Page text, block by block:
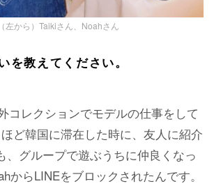
（左から）Taikiさん、Noahさん
教えてください。
コレクションでモデルの仕事をして
ど韓国に滞在した時に、友人に紹介
、グループで遊ぶうちに仲良くなっ
からLINEをブロックされたんです。